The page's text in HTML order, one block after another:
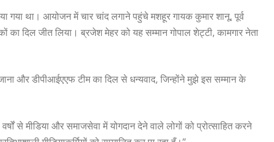
था। आयोजन में चार चांद लगाने पहुंचे मशहूर गायक कुमार शानू, पूर्व
दिल जीत लिया। ब्रजेश मेहर को यह सम्मान गोपाल शेट्टी, कामगार नेता
और डीपीआईएएफ टीम का दिल से धन्यवाद, जिन्होंने मुझे इस सम्मान के
से मीडिया और समाजसेवा में योगदान देने वाले लोगों को प्रोत्साहित करने